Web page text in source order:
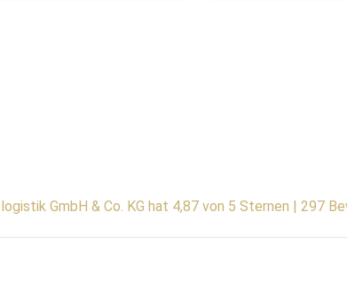
GmbH & Co. KG hat 4,87 von 5 Sternen | 297